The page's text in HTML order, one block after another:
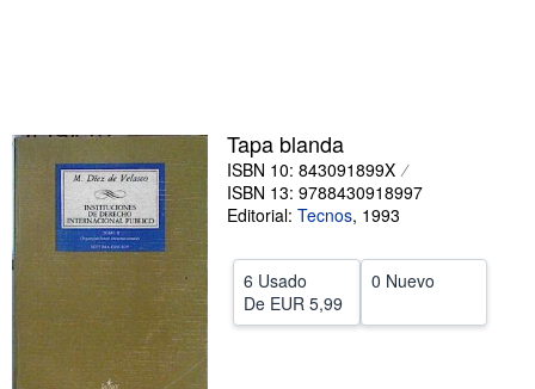
Arte y coleccionismo
Vendedores
Comenzar a vender
Ayuda
CERRAR
Tapa blanda
ISBN 10: 843091899X
ISBN 13: 9788430918997
Editorial: Tecnos, 1993
6 Usado
De EUR 5,99
0 Nuevo